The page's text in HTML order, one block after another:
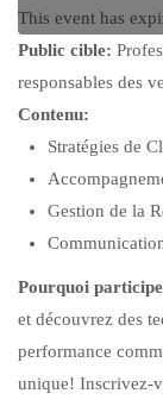
This event has
Public cible:
responsables des
Contenu:
Stratégies de
Gestion de la
Pourquoi
et découvrez des
performance
unique! Inscrivez-